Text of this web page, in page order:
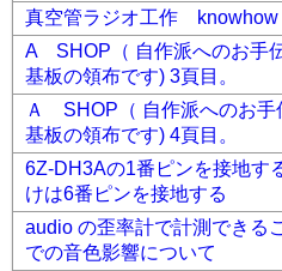
真空管ラジオ工作 knowhow
A SHOP（ 自作派へのお手
基板の領布です) 3頁目。
Ａ SHOP（ 自作派へのお手
基板の領布です) 4頁目。
6Z-DH3Aの1番ピンを接地す
けは6番ピンを接地する
audio の歪率計で計測でき
での音色影響について